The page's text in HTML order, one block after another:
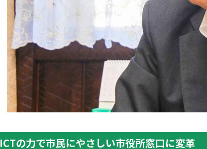
ICTの力で市民にやさしい市役所窓口に変革